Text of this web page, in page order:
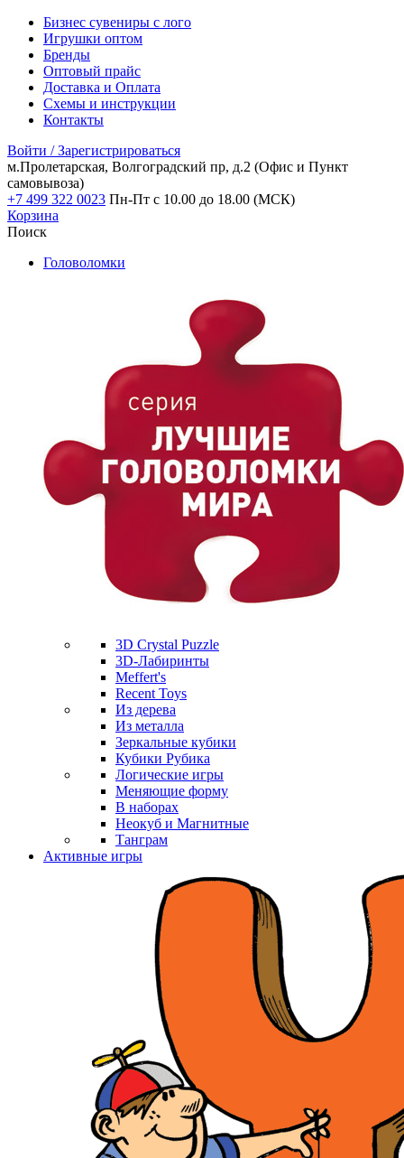
Бизнес сувениры с лого
Игрушки оптом
Бренды
Оптовый прайс
Доставка и Оплата
Схемы и инструкции
Контакты
Войти / Зарегистрироваться
м.Пролетарская, Волгоградский пр, д.2 (Офис и Пункт
самовывоза)
+7 499 322 0023 Пн-Пт с 10.00 до 18.00 (МСК)
Корзина
Поиск
Головоломки
3D Crystal Puzzle
3D-Лабиринты
Meffert's
Recent Toys
Из дерева
Из металла
Зеркальные кубики
Кубики Рубика
Логические игры
Меняющие форму
В наборах
Неокуб и Магнитные
Танграм
Активные игры